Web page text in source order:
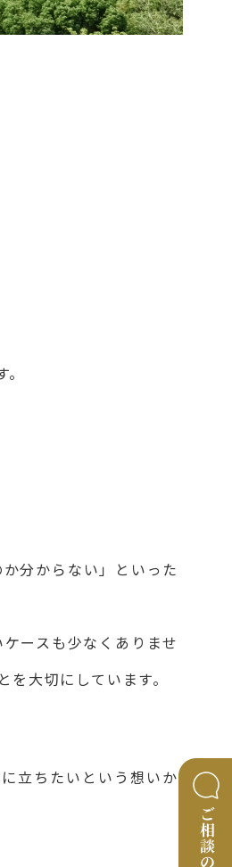
分からない」といった
ースも少なくありませ
大切にしています。
立ちたいという想いか